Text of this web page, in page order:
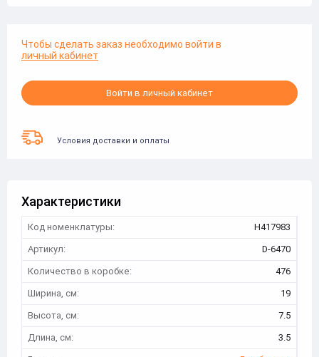
Чтобы сделать заказ необходимо войти в
личный кабинет
Войти в личный кабинет
Условия доставки и оплаты
Характеристики
Код номенклатуры:
Н417983
Артикул:
D-6470
Количество в коробке:
476
Ширина, см:
19
Высота, см:
7.5
Длина, см:
3.5